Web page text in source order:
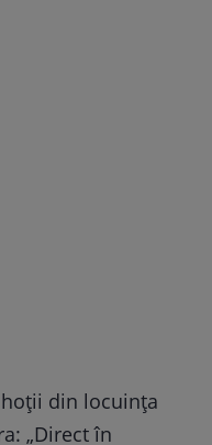
din locuința
„Direct în